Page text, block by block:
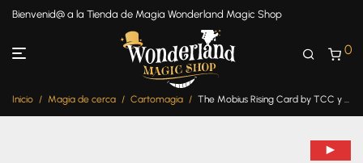
Bienvenid@ a la Tienda de Magia Wonderland Magic Shop
0
Inicio / Magia de cerca / Cartomagia / The Mobius Rising Card by TCC y Chen Yang – Nuevo en Wonderland